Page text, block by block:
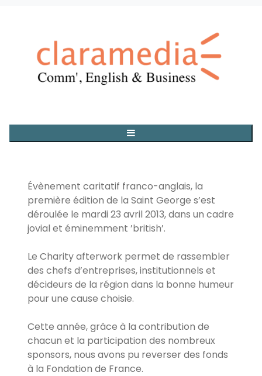
Évènement caritatif franco-anglais, la
première édition de la Saint George s’est
déroulée le mardi 23 avril 2013, dans un cadre
jovial et éminemment ’british’.
Le Charity afterwork permet de rassembler
des chefs d’entreprises, institutionnels et
décideurs de la région dans la bonne humeur
pour une cause choisie.
Cette année, grâce à la contribution de
chacun et la participation des nombreux
sponsors, nous avons pu reverser des fonds
à la Fondation de France.